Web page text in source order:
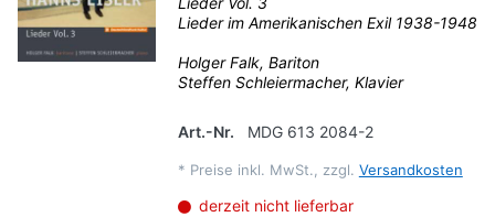
Lieder im Amerikanischen Exil 1938-1948
Holger Falk, Bariton
Steffen Schleiermacher, Klavier
Art.-Nr. MDG 613 2084-2
* Preise inkl. MwSt., zzgl. Versandkosten
derzeit nicht lieferbar